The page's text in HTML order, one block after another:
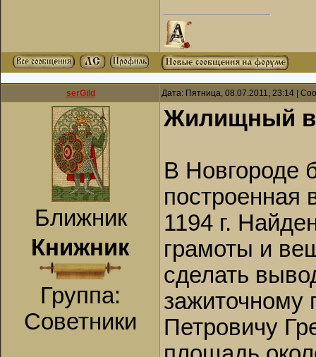
serGild Дата: Пятница, 08.07.2011, 23:14 |
Ближник
Книжник
Группа:
Советники
Жилищный
В Новгороде
построенная
1194 г.
грамоты и
сделать
Петровичу